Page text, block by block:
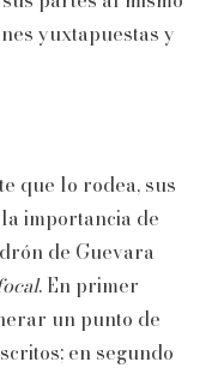
yuxtapuestas y
que lo rodea, sus
importancia de
de Guevara
. En primer
un punto de
en segundo